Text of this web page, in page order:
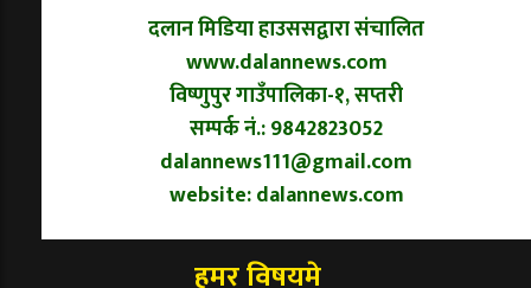
दलान मिडिया हाउससद्वारा संचालित
www.dalannews.com
विष्णुपुर गाउँपालिका-१, सप्तरी
सम्पर्क नं.: 9842823052
dalannews111@gmail.com
website: dalannews.com
हमर विषयमे